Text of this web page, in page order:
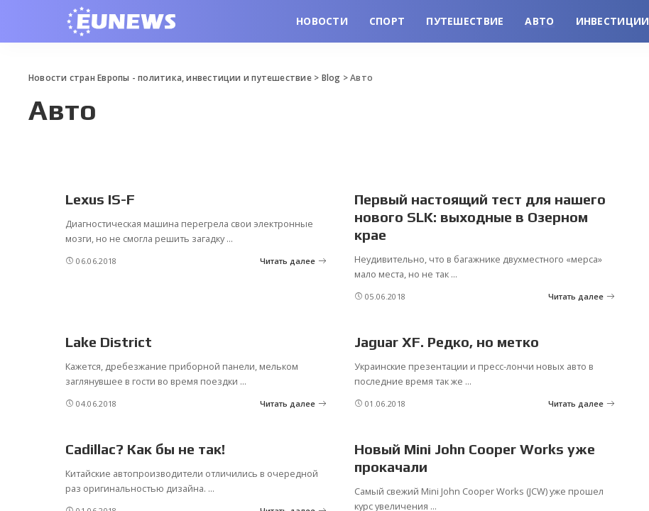
НОВОСТИ СПОРТ ПУТЕШЕСТВИЕ АВТО ИНВЕСТИЦИИ
Новости стран Европы - политика, инвестиции и путешествие> Blog >Авто
Авто
Lexus IS-F
Диагностическая машина перегрела свои электронные
мозги, но не смогла решить загадку...
06.06.2018 Читать далее
Первый настоящий тест для нашего
нового SLK: выходные в Озерном
крае
Неудивительно, что в багажнике двухместного «мерса»
мало места, но не так ...
05.06.2018 Читать далее
Lake District
Кажется, дребезжание приборной панели, мельком
заглянувшее в гости во время поездки ...
04.06.2018 Читать далее
Jaguar XF. Редко, но метко
Украинские презентации и пресс-лончи новых авто в
последние время так же ...
01.06.2018 Читать далее
Cadillac? Как бы не так!
Китайские автопроизводители отличились в очередной
раз оригинальностью дизайна. ...
Новый Mini John Cooper Works уже
прокачали
Самый свежий Mini John Cooper Works (JCW) уже прошел
курс увеличения ...